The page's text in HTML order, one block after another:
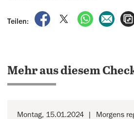
Teilen:
auf Facebook teilen
auf X teilen
per per
Mehr aus diesem
Montag, 15.01.2024
Morgens